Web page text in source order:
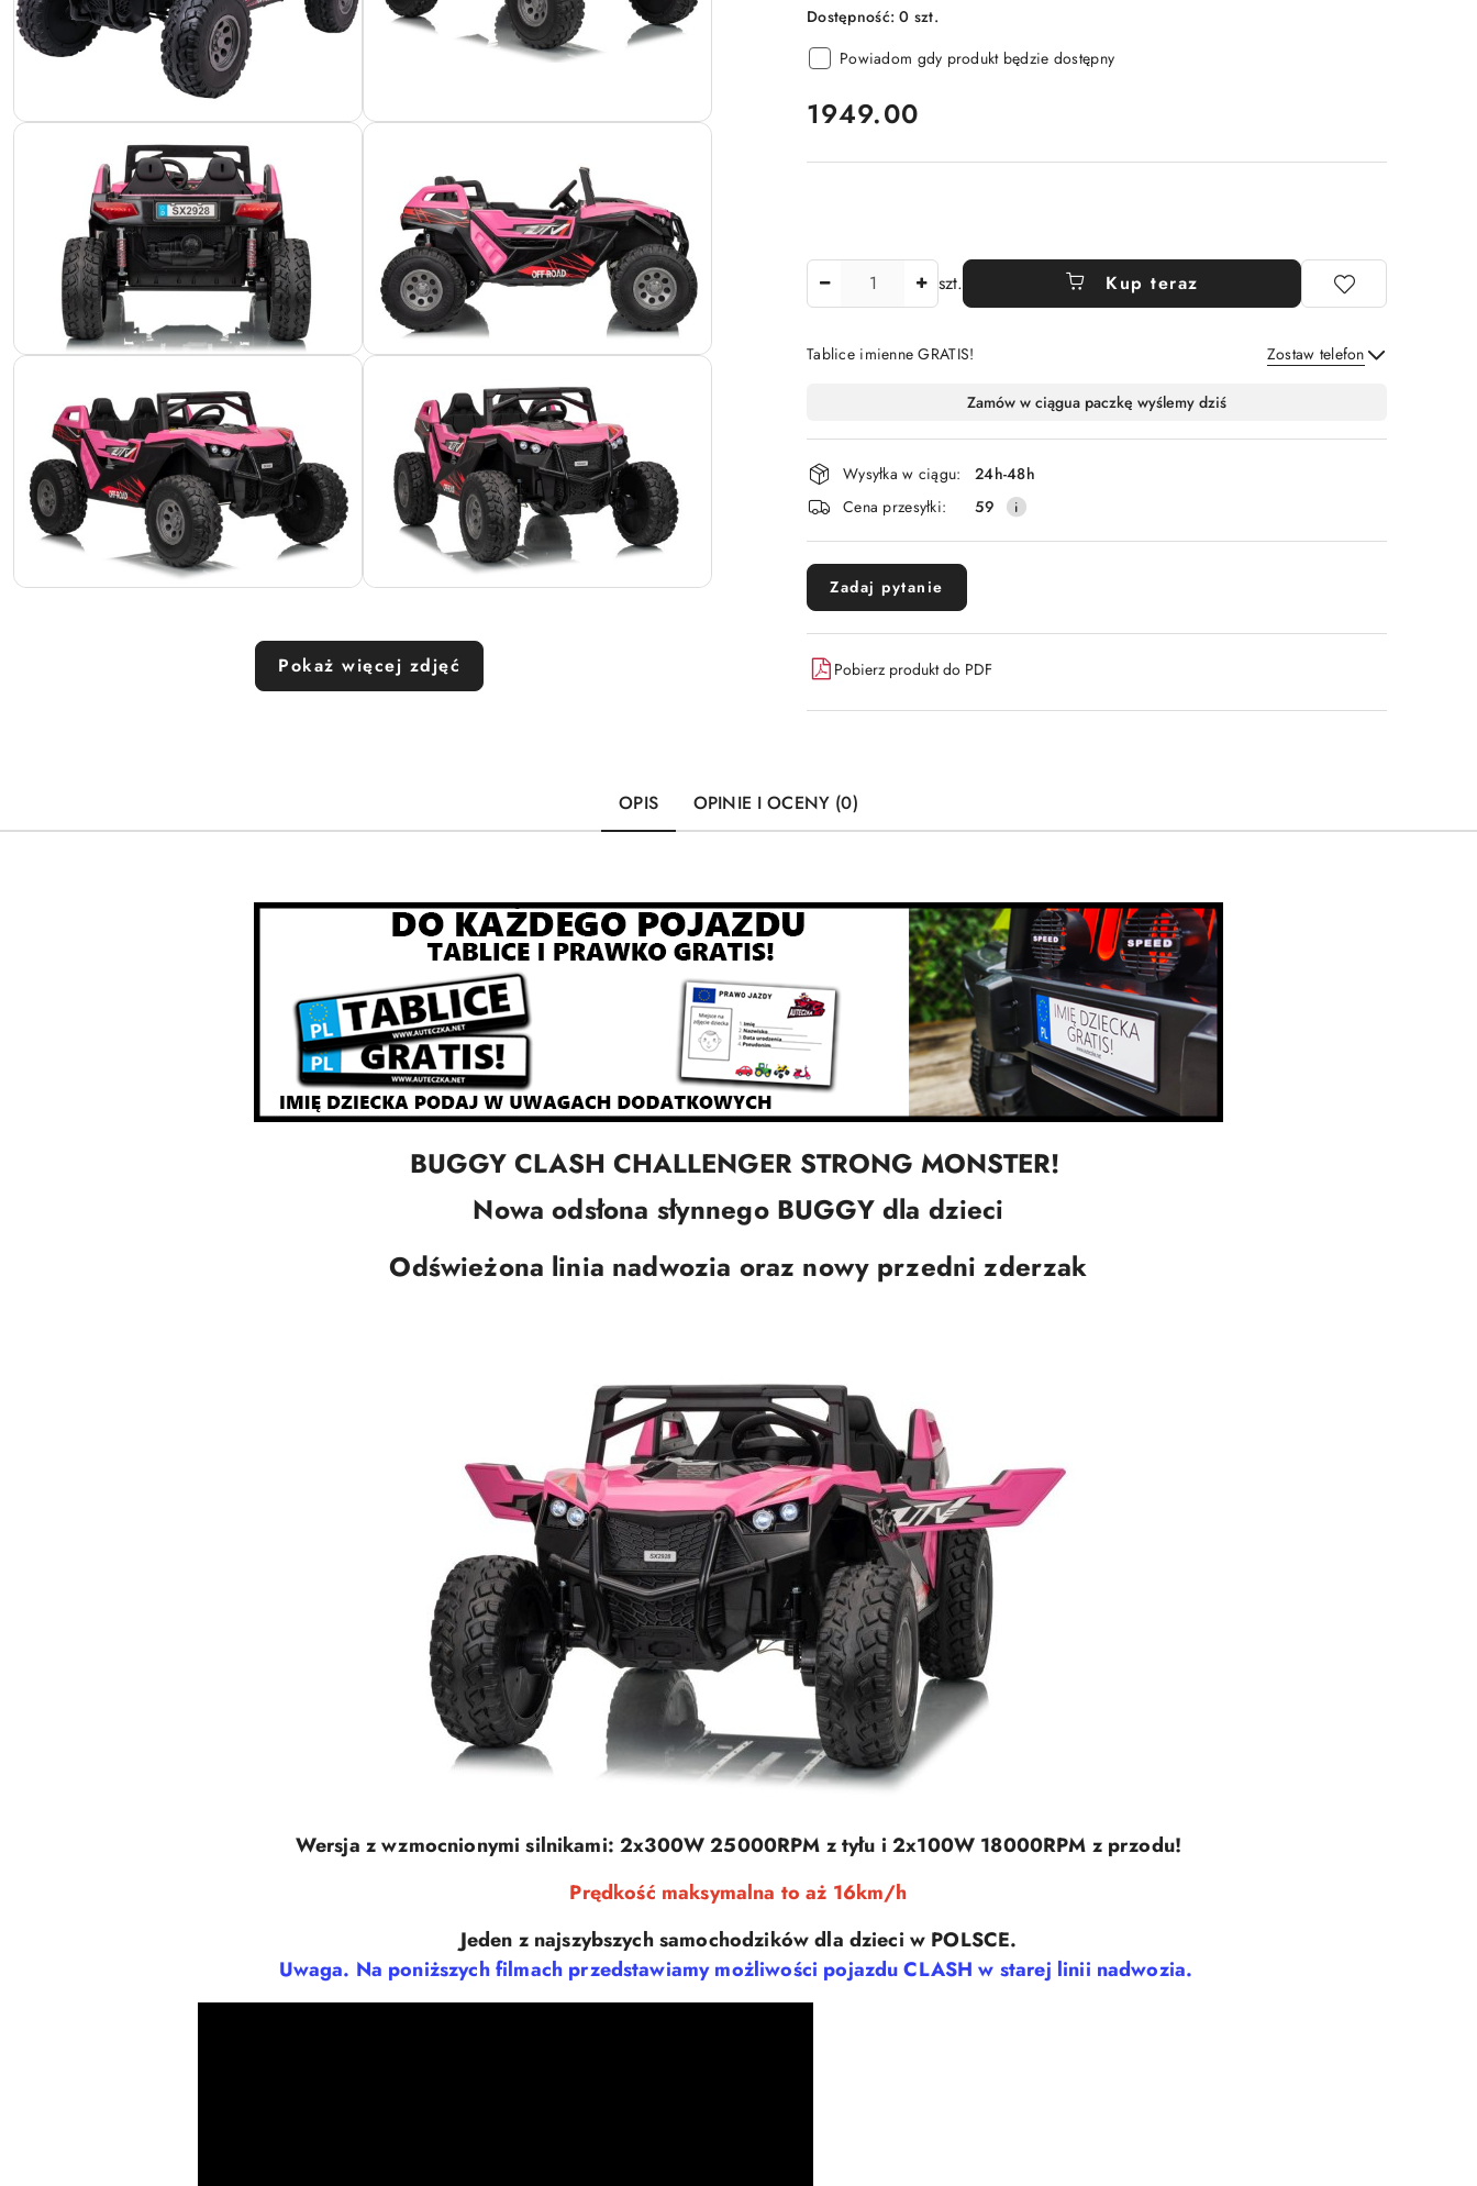
Pokaż więcej zdjęć
Dostępność:0 szt.
Powiadom gdy produkt będzie dostępny
cena:
1949.00
szt. Kup teraz
Tablice imienne GRATIS! Zostaw telefon
i
dostawa
Zamów w ciągua paczkę wyślemy dziś
Wysyłka w ciągu:
24h-48h
Cena przesyłki:
59
Zadaj pytanie
Pobierz produkt do PDF
OPIS OPINIE I OCENY (0)
BUGGY CLASH CHALLENGER STRONG MONSTER!
Nowa odsłona słynnego BUGGY dla dzieci
Odświeżona linia nadwozia oraz nowy przedni zderzak
Wersja z wzmocnionymi silnikami: 2x300W 25000RPM z tyłu i 2x100W 18000RPM z przodu!
Prędkość maksymalna to aż 16km/h
Jeden z najszybszych samochodzików dla dzieci w POLSCE.
Uwaga. Na poniższych filmach przedstawiamy możliwości pojazdu CLASH w starej linii nadwozia.